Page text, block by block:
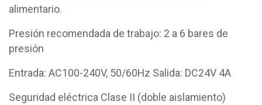
alimentario.
Presión recomendada de trabajo: 2 a 6 bares de
presión
Entrada: AC100-240V, 50/60Hz Salida: DC24V 4A
Seguridad eléctrica Clase II (doble aislamiento)